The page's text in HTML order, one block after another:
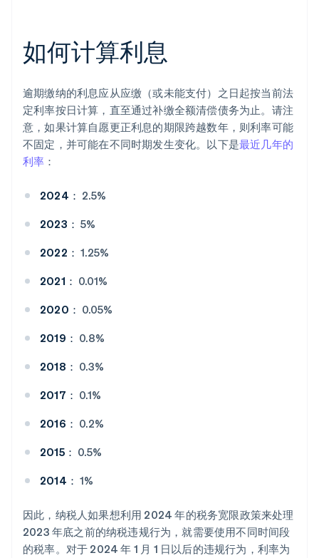
如何计算利息
逾期缴纳的利息应从应缴（或未能支付）之日起按当前法
定利率按日计算，直至通过补缴全额清偿债务为止。请注
意，如果计算自愿更正利息的期限跨越数年，则利率可能
不固定，并可能在不同时期发生变化。以下是最近几年的
利率 ：
2024： 2.5%
2023： 5%
2022： 1.25%
2021： 0.01%
2020： 0.05%
2019： 0.8%
2018： 0.3%
2017： 0.1%
2016： 0.2%
2015： 0.5%
2014： 1%
因此，纳税人如果想利用 2024 年的税务宽限政策来处理
2023 年底之前的纳税违规行为，就需要使用不同时间段
的税率。对于 2024 年 1 月 1 日以后的违规行为，利率为